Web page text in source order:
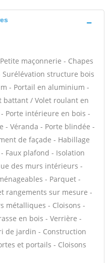
maçonnerie - Chapes
structure bois
- Portail en aluminium -
battant / Volet roulant en
Porte intérieure en bois -
- Véranda - Porte blindée -
de façade - Habillage
Faux plafond - Isolation
des murs intérieurs -
- Parquet -
rangements sur mesure -
métalliques - Cloisons -
en bois - Verrière -
de jardin - Construction
et portails - Cloisons